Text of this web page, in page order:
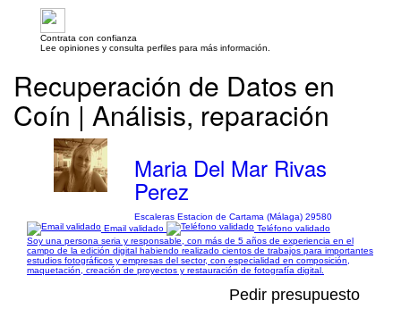
Contrata con confianza
Lee opiniones y consulta perfiles para más información.
Recuperación de Datos en
Coín | Análisis, reparación
Maria Del Mar Rivas
Perez
Escaleras Estacion de Cartama (Málaga) 29580
Email validado
Teléfono validado
Soy una persona seria y responsable, con más de 5 años de experiencia en el
campo de la edición digital habiendo realizado cientos de trabajos para importantes
estudios fotográficos y empresas del sector, con especialidad en composición,
maquetación, creación de proyectos y restauración de fotografía digital.
Pedir presupuesto